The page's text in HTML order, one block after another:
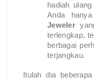
hadiah
Anda
Jeweler
terlengkap,
berbagai
terjangkau.
Itulah dia